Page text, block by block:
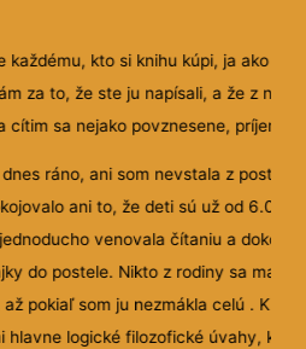
každému, kto si knihu kúpi, ja ako
za to, že ste ju napísali, a že z nej
cítim sa nejako povznesene, príjemne.
ráno, ani som nevstala z postele,
ani to, že deti sú už od 6.00
venovala čítaniu a
do postele. Nikto z rodiny sa ma
pokiaľ som ju nezmákla celú . Kniha
hlavne logické filozofické úvahy, ktoré